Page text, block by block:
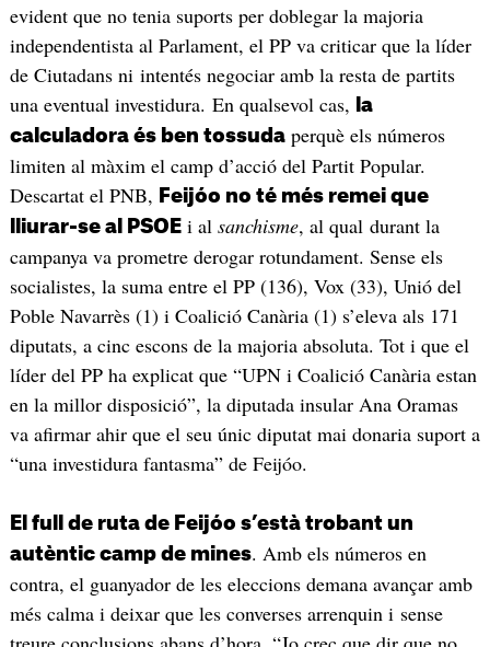
evident que no tenia suports per doblegar la majoria
independentista al Parlament, el PP va criticar que la líder
de Ciutadans ni intentés negociar amb la resta de partits
una eventual investidura. En qualsevol cas,
la
calculadora és ben tossudaperquè els números
limiten al màxim el camp d’acció del Partit Popular.
Descartat el PNB, Feijóo no té més remei que
lliurar-se al PSOEi al sanchisme, al qual durant la
campanya va prometre derogar rotundament. Sense els
socialistes, la suma entre el PP (136), Vox (33), Unió del
Poble Navarrès (1) i Coalició Canària (1) s’eleva als 171
diputats, a cinc escons de la majoria absoluta. Tot i que el
líder del PP ha explicat que “UPN i Coalició Canària estan
en la millor disposició”, la diputada insular Ana Oramas
va afirmar ahir que el seu únic diputat mai donaria suport a
“una investidura fantasma” de Feijóo.
El full de ruta de Feijóo s’està trobant un
autèntic camp de mines. Amb els números en
contra, el guanyador de les eleccions demana avançar amb
més calma i deixar que les converses arrenquin i sense